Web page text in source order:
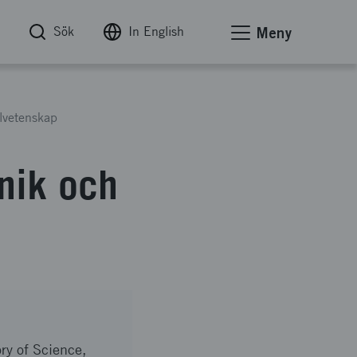
Sök In English Meny
och
of Science,